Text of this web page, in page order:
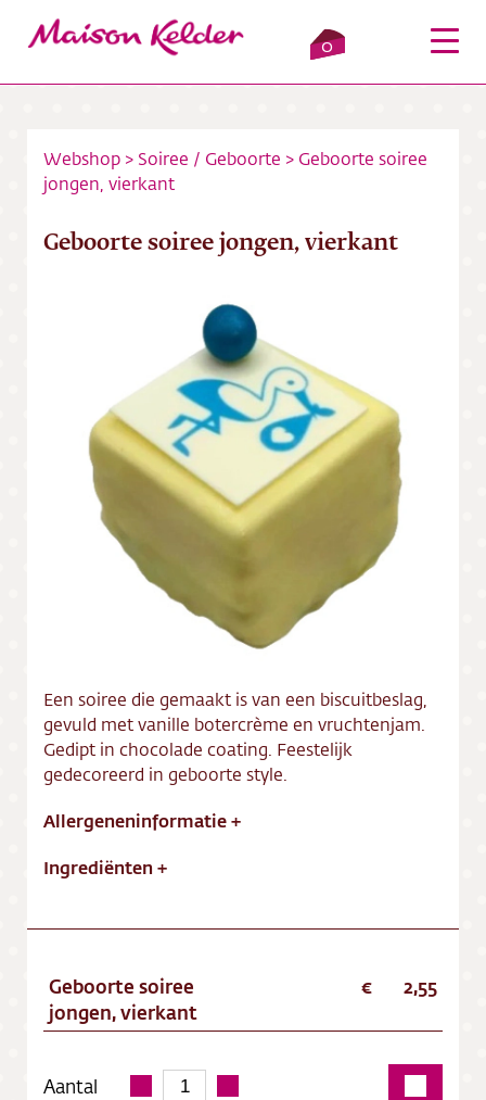
0
Inloggen
Bezorging
Vacatures
Webshop > Soiree / Geboorte > Geboorte soiree
jongen, vierkant
Geboorte soiree jongen, vierkant
Een soiree die gemaakt is van een biscuitbeslag,
gevuld met vanille botercrème en vruchtenjam.
Gedipt in chocolade coating. Feestelijk
gedecoreerd in geboorte style.
Allergeneninformatie+
Ingrediënten +
Geboorte soiree
jongen, vierkant
2,55
Aantal